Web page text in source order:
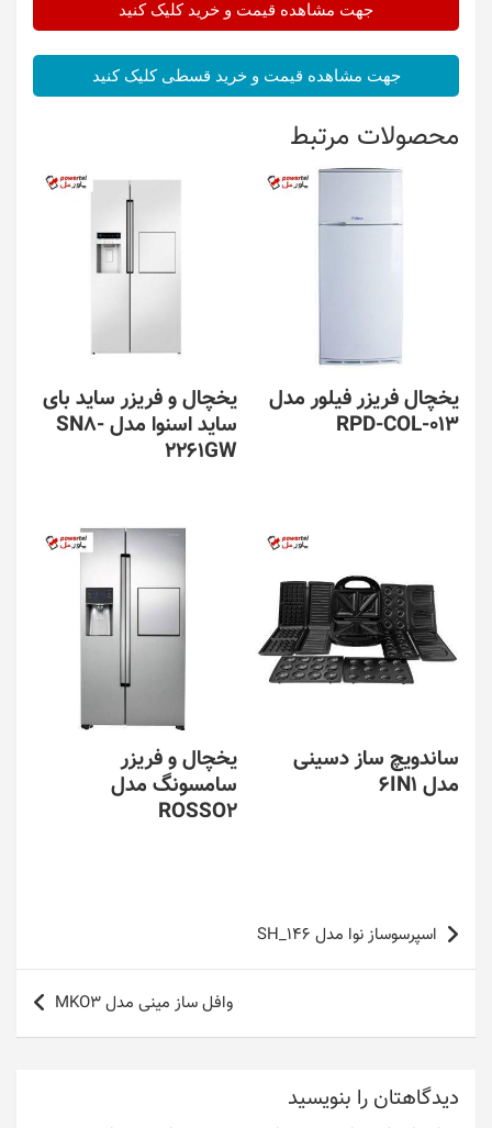
جهت مشاهده قیمت و خرید کلیک کنید
جهت مشاهده قیمت و خرید قسطی کلیک کنید
محصولات مرتبط
یخچال فریزر فیلور مدل
RPD-COL-013
یخچال و فریزر ساید بای
ساید اسنوا مدل SN8-
2261GW
ساندویچ ساز دسینی
مدل 6IN1
یخچال و فریزر
سامسونگ مدل
ROSSO2
راهبری
نوشته
اسپرسوساز نوا مدل SH_146
وافل ساز مینی مدل MKO3
دیدگاهتان را بنویسید